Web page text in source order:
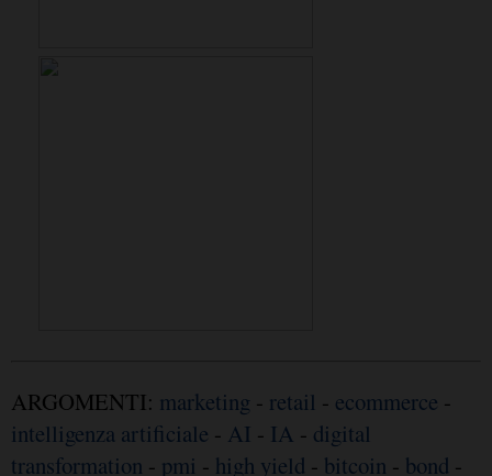
ARGOMENTI: marketing - retail - ecommerce -
intelligenza artificiale - AI - IA - digital
transformation - pmi - high yield - bitcoin - bond -